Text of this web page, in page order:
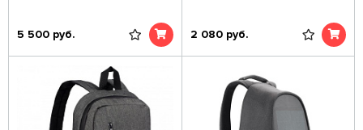
5 500 руб. 2 080 руб.